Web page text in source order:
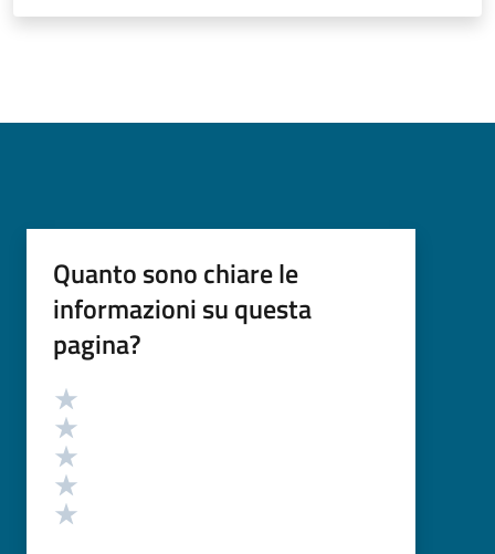
Quanto sono chiare le
informazioni su questa
pagina?
Valutazione